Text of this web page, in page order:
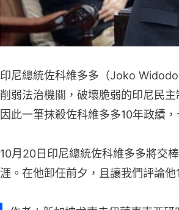
印尼總統佐科維多多（Joko
削弱法治機關，破壞脆弱的印尼民
因此一筆抹殺佐科維多多10年政績，
10月20日印尼總統佐科維多多將交
涯。在他卸任前夕，且讓我們評論他